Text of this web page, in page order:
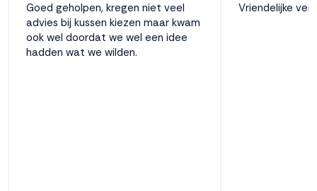
Goed geholpen, kregen niet veel
advies bij kussen kiezen maar kwam
ook wel doordat we wel een idee
hadden wat we wilden.
Vriendelijke